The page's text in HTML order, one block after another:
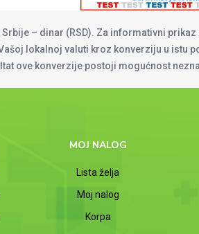
– dinar (RSD). Za informativni
lokalnoj valuti kroz konverziju u
ove konverzije postoji mogućnost
MOJ NALOG
Lista želja
Moj nalog
Korpa